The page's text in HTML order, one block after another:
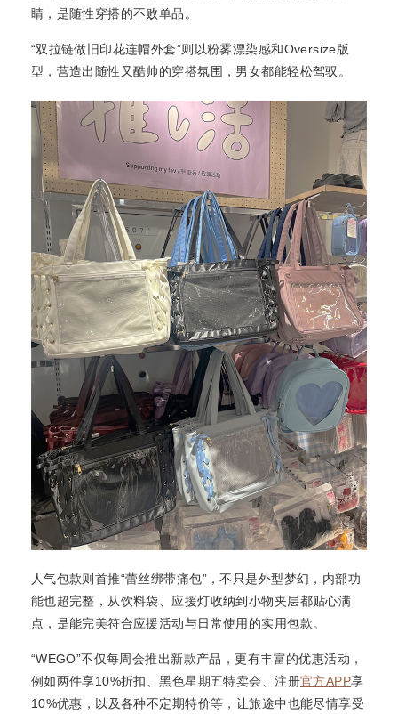
睛，是随性穿搭的不败单品。
“双拉链做旧印花连帽外套”则以粉雾漂染感和Oversize版
型，营造出随性又酷帅的穿搭氛围，男女都能轻松驾驭。
人气包款则首推“蕾丝绑带痛包”，不只是外型梦幻，内部功
能也超完整，从饮料袋、应援灯收纳到小物夹层都贴心满
点，是能完美符合应援活动与日常使用的实用包款。
“WEGO”不仅每周会推出新款产品，更有丰富的优惠活动，
例如两件享10%折扣、黑色星期五特卖会、注册官方APP享
10%优惠，以及各种不定期特价等，让旅途中也能尽情享受